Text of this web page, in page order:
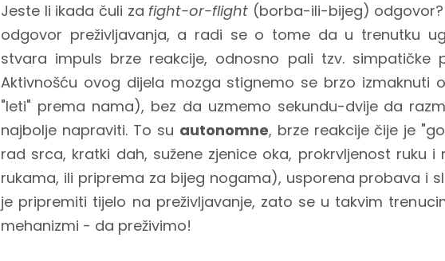
Jeste li ikada čuli za fight-or-flight (borba-ili-bijeg)
odgovor preživljavanja, a radi se o tome da u trenutku
stvara impuls brze reakcije, odnosno pali tzv. simpatičke
Aktivnošću ovog dijela mozga stignemo se brzo izmaknuti
"leti" prema nama), bez da uzmemo sekundu-dvije da
najbolje napraviti. To su autonomne, brze reakcije čije je
rad srca, kratki dah, sužene zjenice oka, prokrvljenost ruku
rukama, ili priprema za bijeg nogama), usporena probava i
je pripremiti tijelo na preživljavanje, zato se u takvim
mehanizmi - da preživimo!